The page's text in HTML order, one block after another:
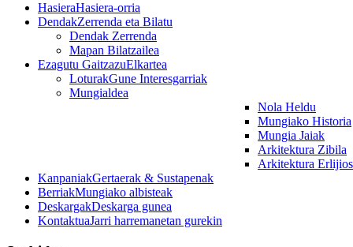
HasieraHasiera-orria
DendakZerrenda eta Bilatu
Dendak Zerrenda
Mapan Bilatzailea
Ezagutu GaitzazuElkartea
LoturakGune Interesgarriak
Mungialdea
Nola Heldu
Mungiako Historia
Mungia Jaiak
Arkitektura Zibila
Arkitektura
KanpaniakGertaerak & Sustapenak
BerriakMungiako albisteak
DeskargakDeskarga gunea
KontaktuaJarri harremanetan gurekin